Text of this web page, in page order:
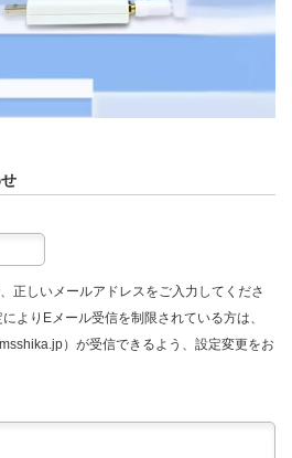
正しいメールアドレスをご入力してくださ
よりEメール受信を制限されている方は、
）が受信できるよう、設定変更をお